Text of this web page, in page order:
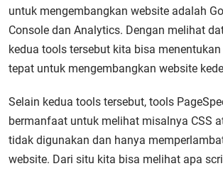
untuk mengembangkan website adalah
Console dan Analytics. Dengan melihat
kedua tools tersebut kita bisa
tepat untuk mengembangkan website
Selain kedua tools tersebut, tools
bermanfaat untuk melihat misalnya CSS
tidak digunakan dan hanya
website. Dari situ kita bisa melihat apa